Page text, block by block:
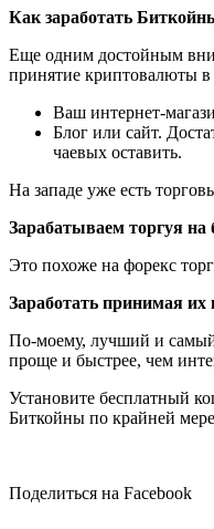
Как заработать
Еще одним достойным
принятие криптовалюты в
Ваш интернет-
Блог или сайт.
чаевых оставить.
На западе уже есть
Зарабатываем торгуя на
Это похоже на форекс
Заработать принимая их
По-моему, лучший и самый
проще и быстрее, чем
Установите бесплатный
Биткойны по крайней
Поделиться на Facebook